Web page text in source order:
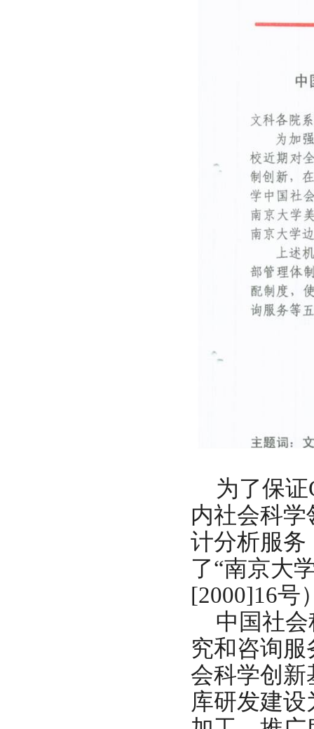
为了保
内社会科
计分析服务
了“南京大
[2000]16号
中国社
究和咨询服
会科学创新
库研发建